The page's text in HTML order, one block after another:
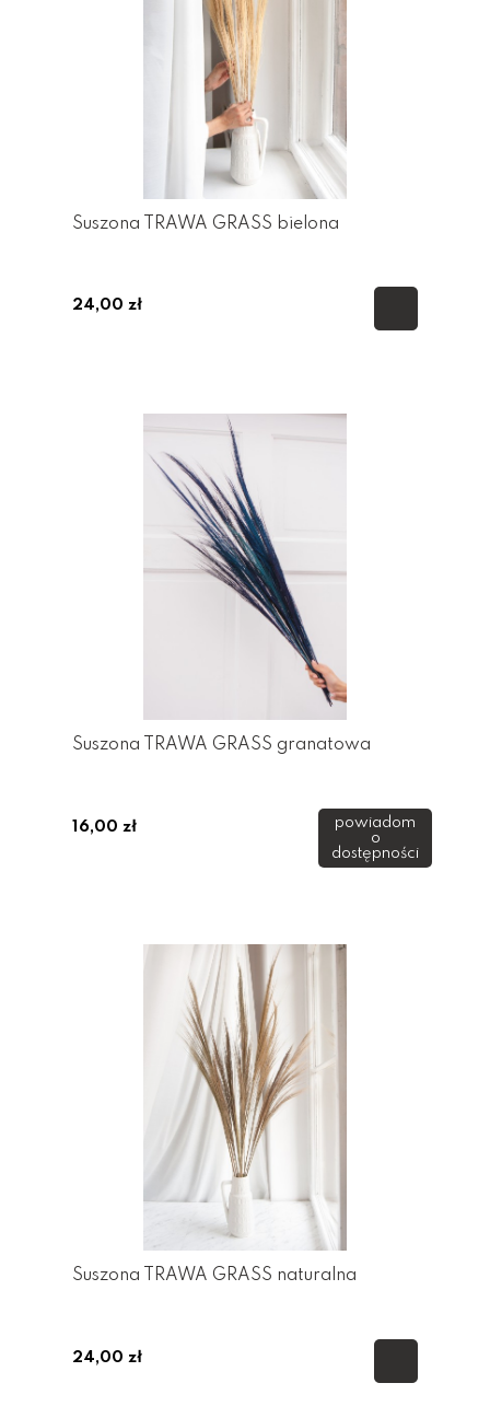
Suszona TRAWA GRASS bielona
24,00 zł
Suszona TRAWA GRASS granatowa
16,00 zł
powiadom
o
dostępności
Suszona TRAWA GRASS naturalna
24,00 zł